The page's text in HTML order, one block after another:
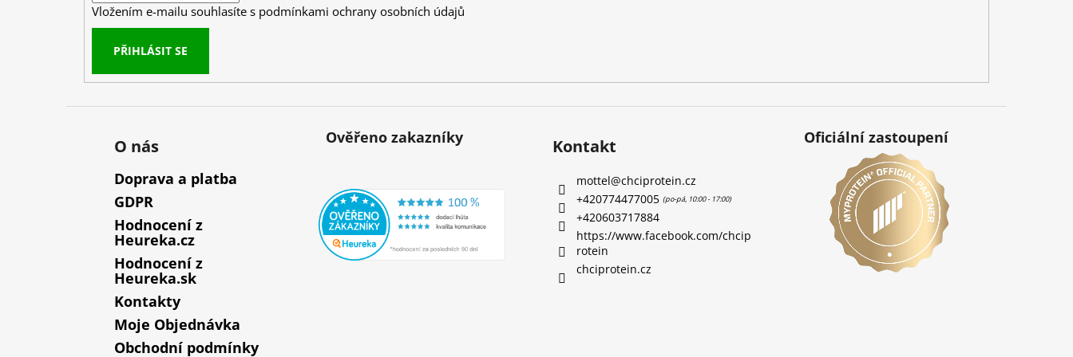
Vložením e-mailu souhlasíte s podmínkami ochrany osobních údajů
PŘIHLÁSIT SE
O nás
Doprava a platba
GDPR
Hodnocení z
Heureka.cz
Hodnocení z
Heureka.sk
Kontakty
Moje Objednávka
Obchodní podmínky
Ověřeno zakazníky Kontakt
mottel@chciprotein.cz
+420774477005
+420603717884
https://www.facebook.com/chcip
rotein
chciprotein.cz
Oficiální zastoupení